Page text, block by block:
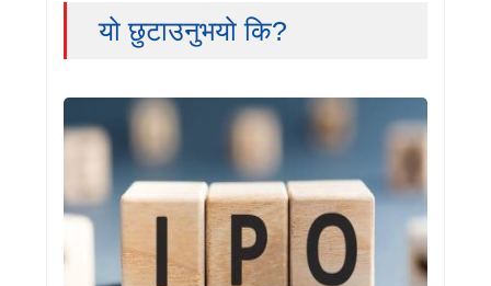
यो छुटाउनुभयो कि?